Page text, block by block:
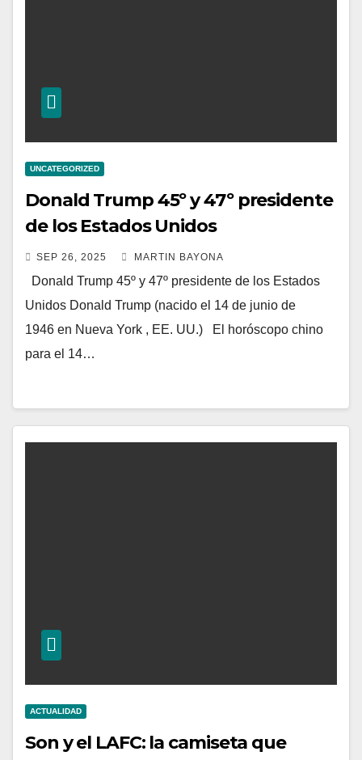
UNCATEGORIZED
Donald Trump 45º y 47º presidente
de los Estados Unidos
SEP 26, 2025 MARTIN BAYONA
Donald Trump 45º y 47º presidente de los Estados
Unidos Donald Trump (nacido el 14 de junio de
1946 en Nueva York , EE. UU.) El horóscopo chino
para el 14…
ACTUALIDAD
Son y el LAFC: la camiseta que